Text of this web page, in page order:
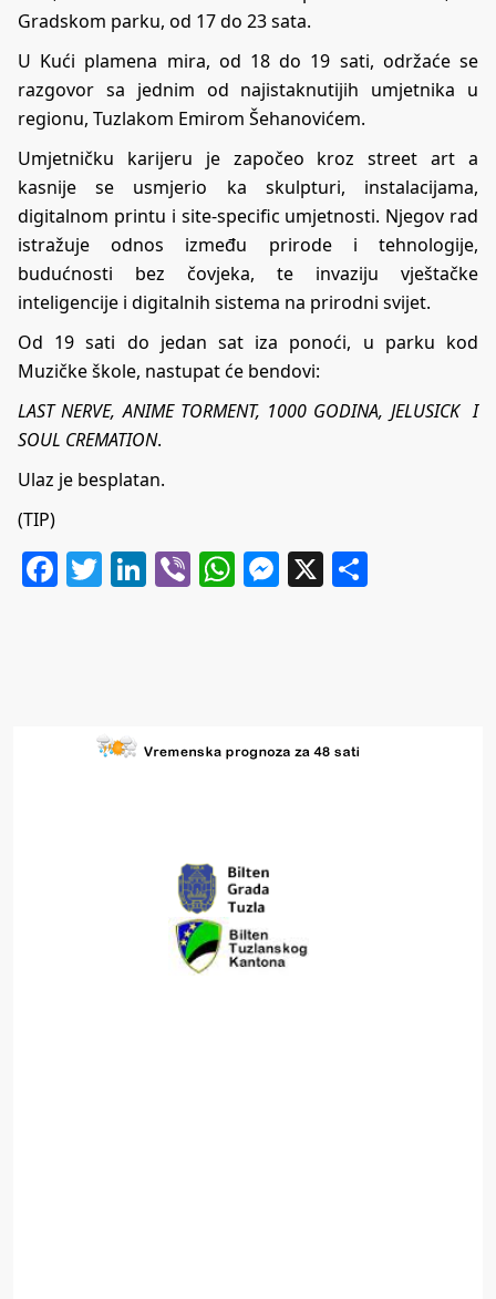
Gradskom parku, od 17 do 23 sata.
U Kući plamena mira, od 18 do 19 sati, održaće se
razgovor sa jednim od najistaknutijih umjetnika u
regionu, Tuzlakom Emirom Šehanovićem.
Umjetničku karijeru je započeo kroz street art a
kasnije se usmjerio ka skulpturi, instalacijama,
digitalnom printu i site-specific umjetnosti. Njegov rad
istražuje odnos između prirode i tehnologije,
budućnosti bez čovjeka, te invaziju vještačke
inteligencije i digitalnih sistema na prirodni svijet.
Od 19 sati do jedan sat iza ponoći, u parku kod
Muzičke škole, nastupat će bendovi:
LAST NERVE, ANIME TORMENT, 1000 GODINA, JELUSICK I
SOUL CREMATION.
Ulaz je besplatan.
(TIP)
Facebook
Twitter
LinkedIn
ViberWhatsApp
Messenger
X